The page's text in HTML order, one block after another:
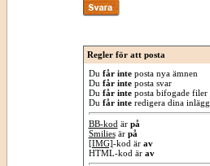
Regler för att posta
Du får inteposta nya ämnen
Du får inteposta svar
Du får inteposta bifogade filer
Du får interedigera dina inlägg
BB-kod är på
Smiliesär på
[IMG]-kod är av
HTML-kod är av